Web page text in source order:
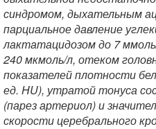
синдромом, дыхательным
парциальное давление
лактатацидозом до 7
240 мкмоль/л, отеком
показателей плотности
ед. HU), утратой тонуса
(парез артериол) и
скорости церебрального